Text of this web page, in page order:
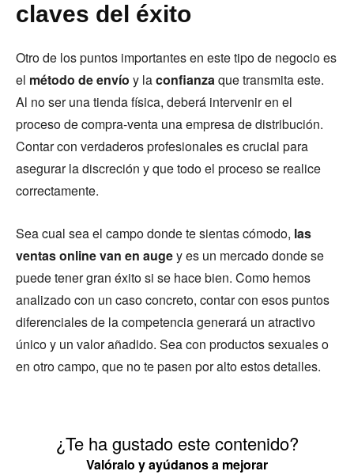
claves del éxito
Otro de los puntos importantes en este tipo de negocio es
el método de envío y laconfianzaque transmita este.
Al no ser una tienda física, deberá intervenir en el
proceso de compra-venta una empresa de distribución.
Contar con verdaderos profesionales es crucial para
asegurar la discreción y que todo el proceso se realice
correctamente.
Sea cual sea el campo donde te sientas cómodo, las
ventas online van en augey es un mercado donde se
puede tener gran éxito si se hace bien. Como hemos
analizado con un caso concreto, contar con esos puntos
diferenciales de la competencia generará un atractivo
único y un valor añadido. Sea con productos sexuales o
en otro campo, que no te pasen por alto estos detalles.
¿Te ha gustado este contenido?
Valóralo y ayúdanos a mejorar